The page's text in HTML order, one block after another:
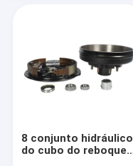
8 conjunto hidráulico
do cubo do reboque